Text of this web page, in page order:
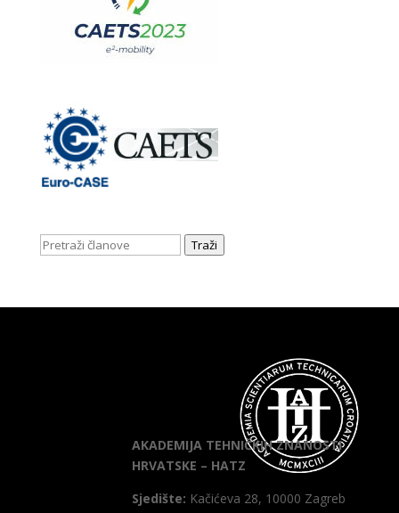
Traži
AKADEMIJA TEHNIČKIH ZNANOSTI
HRVATSKE – HATZ
Sjedište: Kačićeva 28, 10000 Zagreb